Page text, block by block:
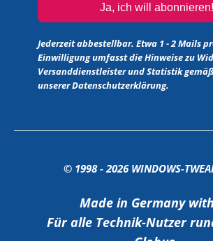
Ja, ich will abonnieren!
Jederzeit abbestellbar. Etwa 1 - 2 Mails
Einwilligung umfasst die Hinweise zu
Versanddienstleister und Statistik
unsererDatenschutzerklärung.
© 1998 -2026WINDOWS-
Made in Germany
Für alle Technik-Nutzer